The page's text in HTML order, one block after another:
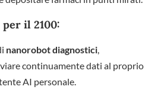
il 2100:
nanorobot diagnostici,
continuamente dati al proprio
AI personale.